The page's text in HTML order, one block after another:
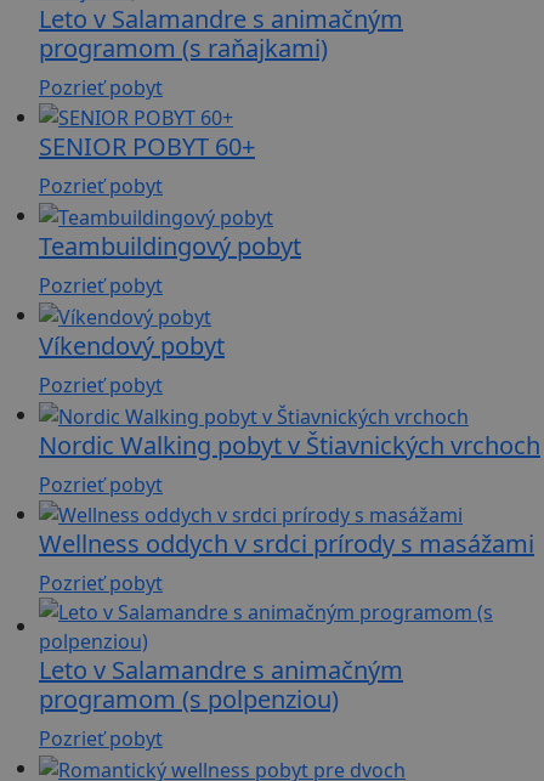
Leto v Salamandre s animačným
programom (s raňajkami)
Pozrieť pobyt
SENIOR POBYT 60+
Pozrieť pobyt
Teambuildingový pobyt
Pozrieť pobyt
Víkendový pobyt
Pozrieť pobyt
Nordic Walking pobyt v Štiavnických vrchoch
Pozrieť pobyt
Wellness oddych v srdci prírody s masážami
Pozrieť pobyt
Leto v Salamandre s animačným
programom (s polpenziou)
Pozrieť pobyt